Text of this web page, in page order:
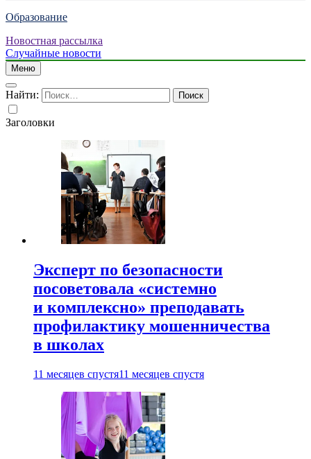
Образование
Новостная рассылка
Случайные новости
Меню
Найти:
Заголовки
Эксперт по безопасности
посоветовала «системно
и комплексно» преподавать
профилактику мошенничества
в школах
11 месяцев спустя11 месяцев спустя